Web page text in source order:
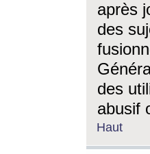
après
des
des
abusif
Haut